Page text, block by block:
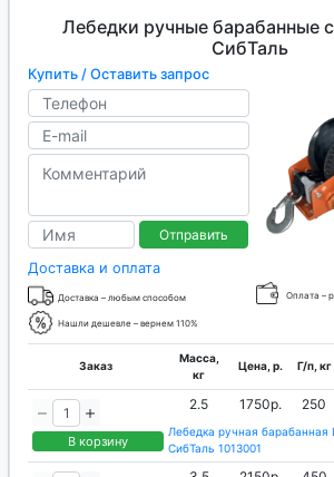
Лебедки ручные барабанные с
СибТаль
Купить / Оставить запрос
Отправить
Доставка и оплата
Доставка – любым способом Оплата –
Нашли дешевле – вернем 110%
Заказ
Масса,
кг
Цена, р. Г/п, кг
В корзину
2.5 1750р. 250
Лебедка ручная барабанная
СибТаль 1013001